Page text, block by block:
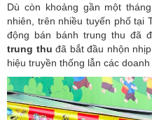
Dù còn khoảng gần một
nhiên, trên nhiều tuyến phố tại
động bán bánh trung thu đã
trung thu đã bắt đầu nhộn
hiệu truyền thống lẫn các doanh